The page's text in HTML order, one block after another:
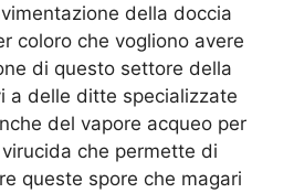
della doccia
coloro che vogliono avere
di questo settore della
a delle ditte specializzate
del vapore acqueo per
virucida che permette di
queste spore che magari